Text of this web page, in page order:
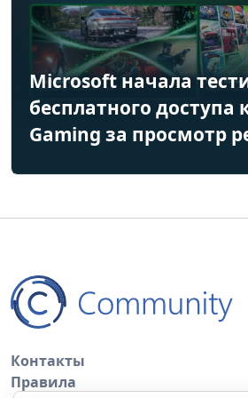
Microsoft начала
бесплатного доступа
Gaming за просмотр
Контакты
Правила